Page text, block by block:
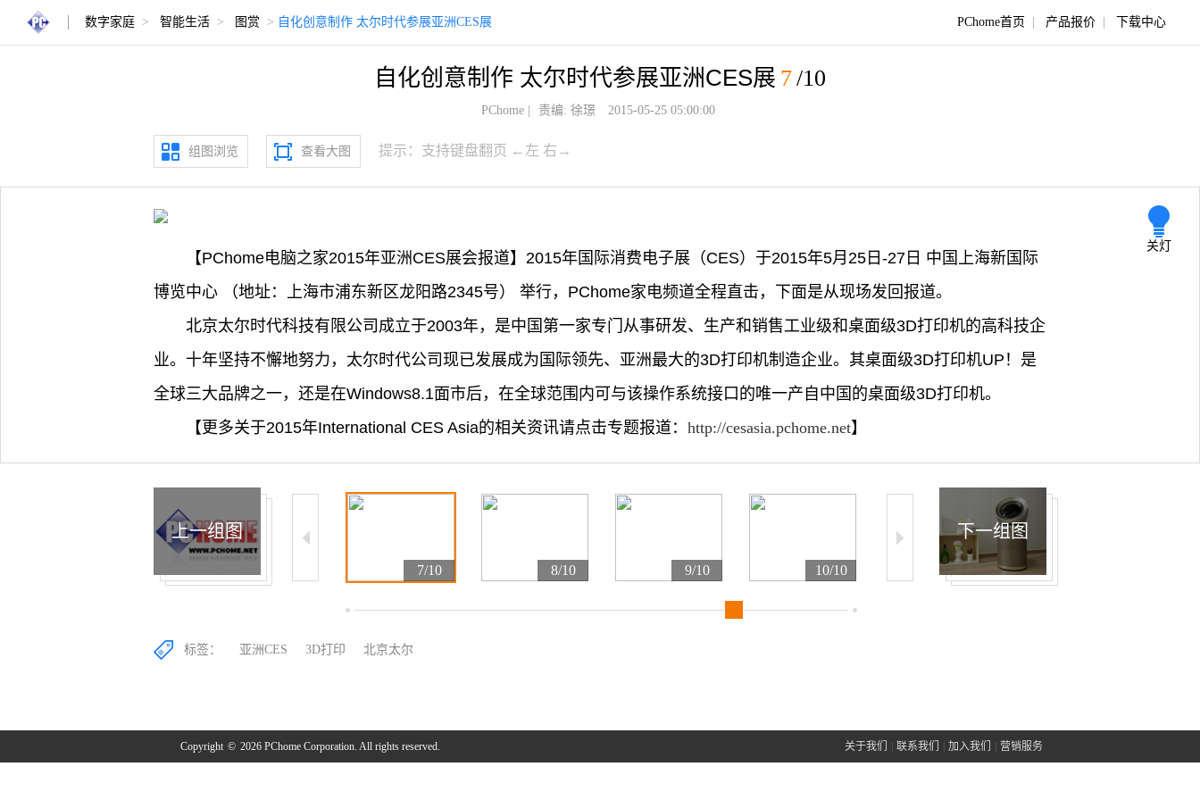
数字家庭 > 智能生活 > 图赏 > 自化创意制作 太尔时代参展亚洲CES展 PChome首页 产品报价 下载中心
自化创意制作 太尔时代参展亚洲CES展 7/10
PChome| 责编: 徐璟 2015-05-25 05:00:00
组图浏览 查看大图 提示：支持键盘翻页 ←左 右→
关灯
【PChome电脑之家2015年亚洲CES展会报道】2015年国际消费电子展（CES）于2015年5月25日-27日 中国上海新国际
博览中心 （地址：上海市浦东新区龙阳路2345号） 举行，PChome家电频道全程直击，下面是从现场发回报道。
北京太尔时代科技有限公司成立于2003年，是中国第一家专门从事研发、生产和销售工业级和桌面级3D打印机的高科技企
业。十年坚持不懈地努力，太尔时代公司现已发展成为国际领先、亚洲最大的3D打印机制造企业。其桌面级3D打印机UP！是
全球三大品牌之一，还是在Windows8.1面市后，在全球范围内可与该操作系统接口的唯一产自中国的桌面级3D打印机。
【更多关于2015年International CES Asia的相关资讯请点击专题报道： http://cesasia.pchome.net】
7/10 8/10 9/10 10/10
上一组图 下一组图
标签： 亚洲CES 3D打印 北京太尔
Copyright © 2026 PChome Corporation. All rights reserved. 关于我们 联系我们 加入我们 营销服务